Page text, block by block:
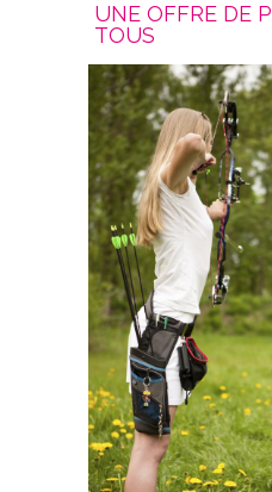
UNE OFFRE DE
TOUS